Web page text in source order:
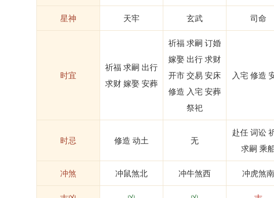
星神 天牢 玄武 司命
时宜
祈福 求嗣 出行
求财 嫁娶 安葬
祈福 求嗣 订婚
嫁娶 出行 求财
开市 交易 安床
修造 入宅 安葬
祭祀
入宅 修造
时忌 修造 动土 无
赴任 词讼
求嗣 乘
冲煞 冲鼠煞北 冲牛煞西 冲虎煞南